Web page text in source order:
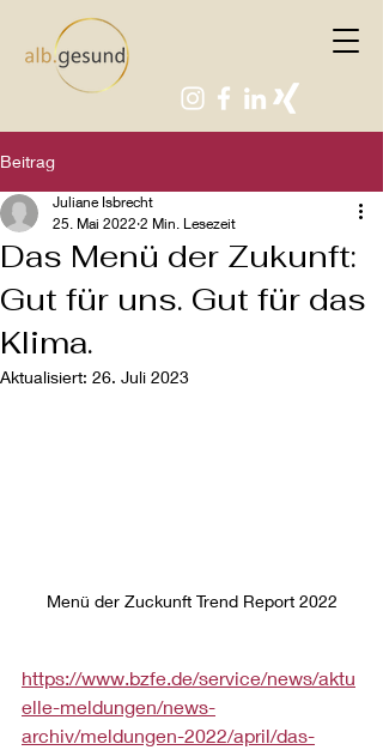
Beitrag
Das Menü der Zukunft:
Gut für uns. Gut für das
Klima.
Juliane Isbrecht
25. Mai 2022 2 Min. Lesezeit
Aktualisiert: 26. Juli 2023
Menü der Zuckunft Trend Report 2022
https://www.bzfe.de/service/news/aktu
elle-meldungen/news-
archiv/meldungen-2022/april/das-